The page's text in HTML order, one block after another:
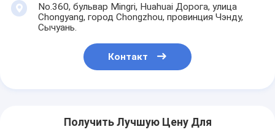
No.360, бульвар Mingri, Huahuai Дорога, улица
Chongyang, город Chongzhou, провинция Чэнду,
Сычуань.
Контакт
Получить Лучшую Цену Для